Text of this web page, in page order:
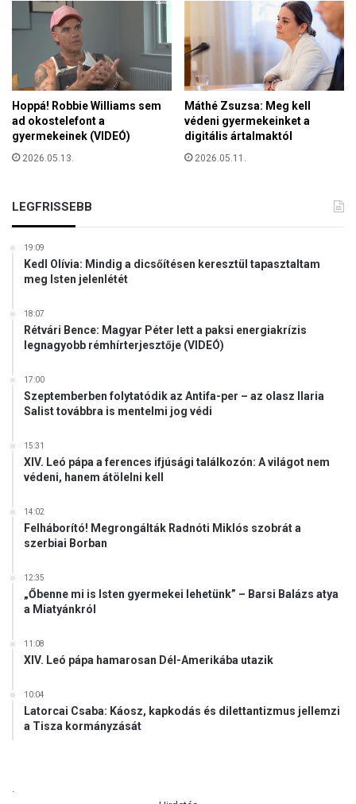
!
Hoppá! Robbie Williams sem
ad okostelefont a
gyermekeinek (VIDEÓ)
2026.05.13.
Máthé Zsuzsa: Meg kell
védeni gyermekeinket a
digitális ártalmaktól
2026.05.11.
LEGFRISSEBB
19:09
Kedl Olívia: Mindig a dicsőítésen keresztül tapasztaltam
meg Isten jelenlétét
18:07
Rétvári Bence: Magyar Péter lett a paksi energiakrízis
legnagyobb rémhírterjesztője (VIDEÓ)
17:00
Szeptemberben folytatódik az Antifa-per – az olasz Ilaria
Salist továbbra is mentelmi jog védi
15:31
XIV. Leó pápa a ferences ifjúsági találkozón: A világot nem
védeni, hanem átölelni kell
14:02
Felháborító! Megrongálták Radnóti Miklós szobrát a
szerbiai Borban
12:35
„Őbenne mi is Isten gyermekei lehetünk” – Barsi Balázs atya
a Miatyánkról
11:08
XIV. Leó pápa hamarosan Dél-Amerikába utazik
10:04
Latorcai Csaba: Káosz, kapkodás és dilettantizmus jellemzi
a Tisza kormányzását
.